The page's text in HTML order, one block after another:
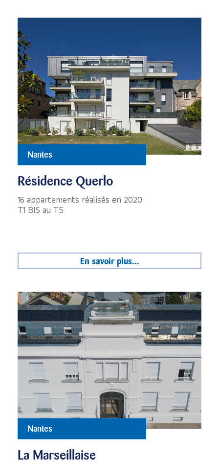
Nantes
Résidence Querlo
16 appartements réalisés en 2020
T1 BIS au T5
En savoir plus...
Nantes
La Marseillaise